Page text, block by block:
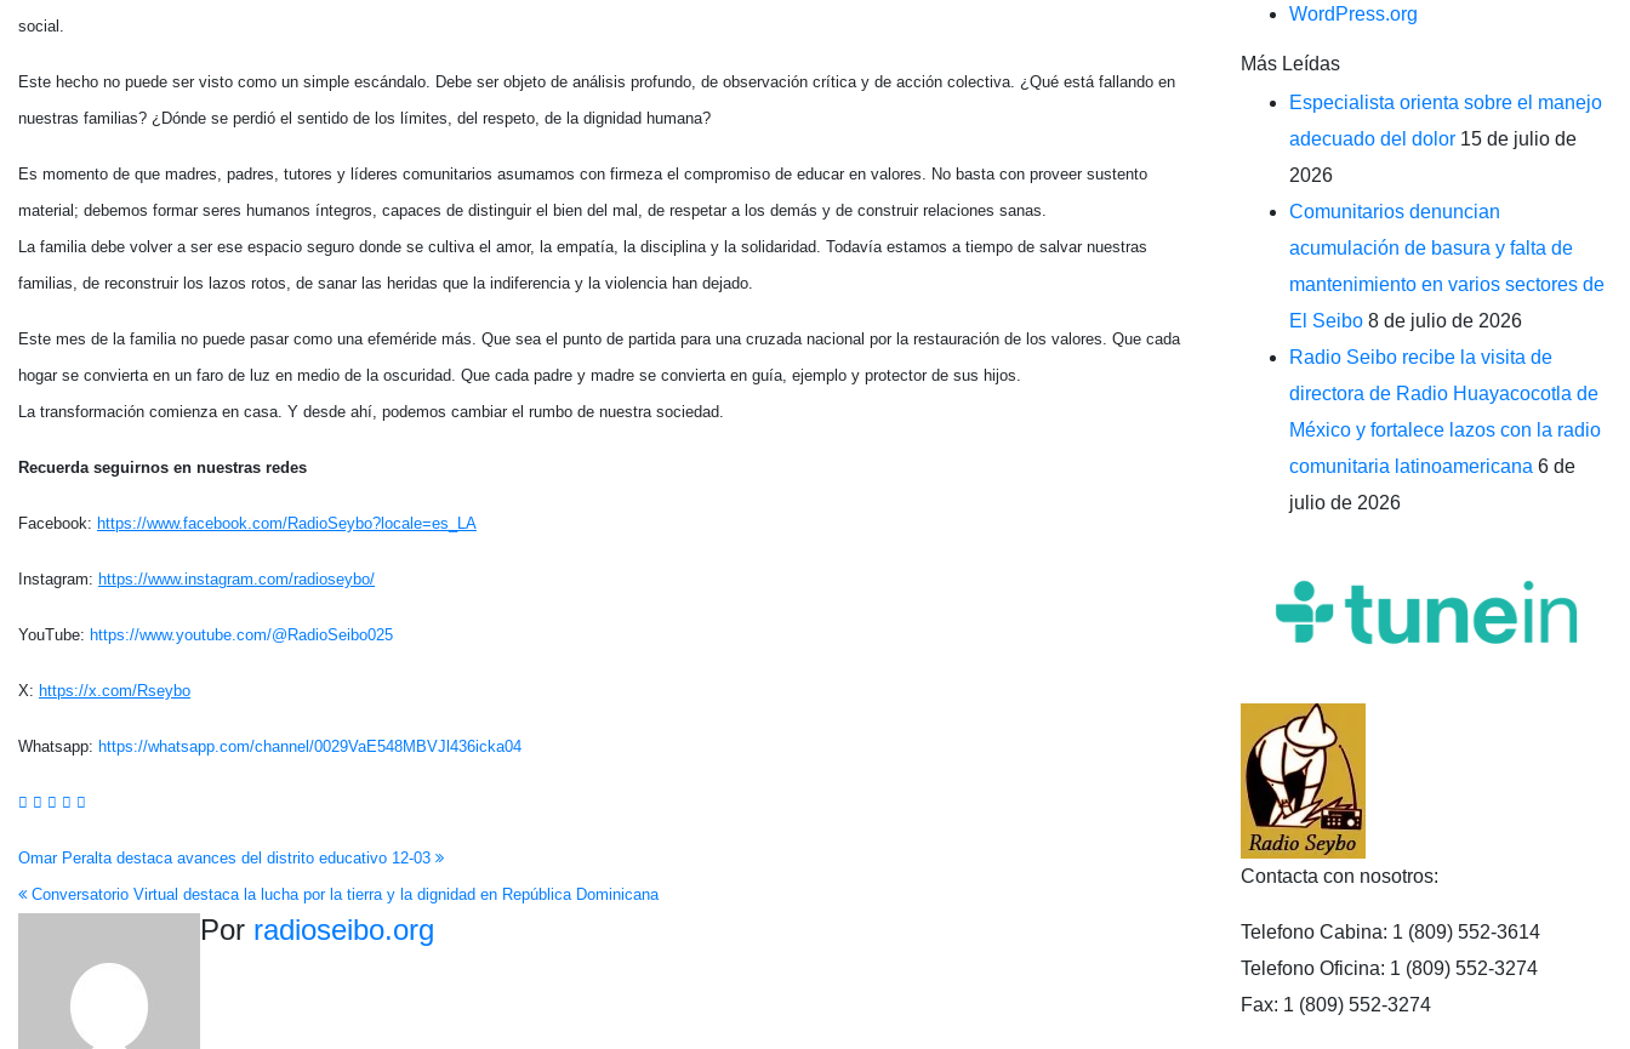
social.
Este hecho no puede ser visto como un simple escándalo. Debe ser objeto de análisis profundo, de observación crítica y de acción colectiva. ¿Qué está fallando en
nuestras familias? ¿Dónde se perdió el sentido de los límites, del respeto, de la dignidad humana?
Es momento de que madres, padres, tutores y líderes comunitarios asumamos con firmeza el compromiso de educar en valores. No basta con proveer sustento
material; debemos formar seres humanos íntegros, capaces de distinguir el bien del mal, de respetar a los demás y de construir relaciones sanas.
La familia debe volver a ser ese espacio seguro donde se cultiva el amor, la empatía, la disciplina y la solidaridad. Todavía estamos a tiempo de salvar nuestras
familias, de reconstruir los lazos rotos, de sanar las heridas que la indiferencia y la violencia han dejado.
Este mes de la familia no puede pasar como una efeméride más. Que sea el punto de partida para una cruzada nacional por la restauración de los valores. Que cada
hogar se convierta en un faro de luz en medio de la oscuridad. Que cada padre y madre se convierta en guía, ejemplo y protector de sus hijos.
La transformación comienza en casa. Y desde ahí, podemos cambiar el rumbo de nuestra sociedad.
Recuerda seguirnos en nuestras redes
Facebook: https://www.facebook.com/RadioSeybo?locale=es_LA
Instagram: https://www.instagram.com/radioseybo/
YouTube: https://www.youtube.com/@RadioSeibo025
X: https://x.com/Rseybo
Whatsapp: https://whatsapp.com/channel/0029VaE548MBVJl436icka04
Navegación
de
entradas
Omar Peralta destaca avances del distrito educativo 12-03
Conversatorio Virtual destaca la lucha por la tierra y la dignidad en República Dominicana
Por radioseibo.org
WordPress.org
Más Leídas
Especialista orienta sobre el manejo
adecuado del dolor 15 de julio de
2026
Comunitarios denuncian
acumulación de basura y falta de
mantenimiento en varios sectores de
El Seibo 8 de julio de 2026
Radio Seibo recibe la visita de
directora de Radio Huayacocotla de
México y fortalece lazos con la radio
comunitaria latinoamericana 6 de
julio de 2026
Contacta con nosotros:
Telefono Cabina: 1 (809) 552-3614
Telefono Oficina: 1 (809) 552-3274
Fax: 1 (809) 552-3274